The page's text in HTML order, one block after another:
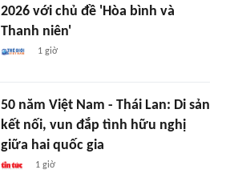
2026 với chủ đề 'Hòa bình và
Thanh niên'
1 giờ
50 năm Việt Nam - Thái Lan: Di sản
kết nối, vun đắp tình hữu nghị
giữa hai quốc gia
1 giờ